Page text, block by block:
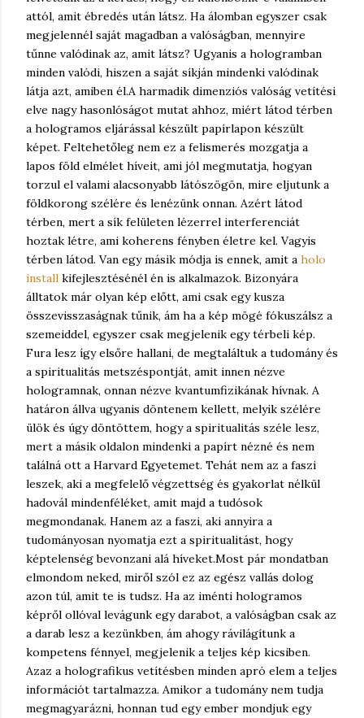
attól, amit ébredés után látsz. Ha álomban egyszer csak
megjelennél saját magadban a valóságban, mennyire
tűnne valódinak az, amit látsz? Ugyanis a hologramban
minden valódi, hiszen a saját síkján mindenki valódinak
látja azt, amiben él.A harmadik dimenziós valóság vetítési
elve nagy hasonlóságot mutat ahhoz, miért látod térben
a hologramos eljárással készült papírlapon készült
képet. Feltehetőleg nem ez a felismerés mozgatja a
lapos föld elmélet híveit, ami jól megmutatja, hogyan
torzul el valami alacsonyabb látószögön, mire eljutunk a
földkorong szélére és lenézünk onnan. Azért látod
térben, mert a sík felületen lézerrel interferenciát
hoztak létre, ami koherens fényben életre kel. Vagyis
térben látod. Van egy másik módja is ennek, amit a holo
install kifejlesztésénél én is alkalmazok. Bizonyára
álltatok már olyan kép előtt, ami csak egy kusza
összevisszaságnak tűnik, ám ha a kép mögé fókuszálsz a
szemeiddel, egyszer csak megjelenik egy térbeli kép.
Fura lesz így elsőre hallani, de megtaláltuk a tudomány és
a spiritualitás metszéspontját, amit innen nézve
hologramnak, onnan nézve kvantumfizikának hívnak. A
határon állva ugyanis döntenem kellett, melyik szélére
ülök és úgy döntöttem, hogy a spiritualitás széle lesz,
mert a másik oldalon mindenki a papírt nézné és nem
találná ott a Harvard Egyetemet. Tehát nem az a faszi
leszek, aki a megfelelő végzettség és gyakorlat nélkül
hadovál mindenféléket, amit majd a tudósok
megmondanak. Hanem az a faszi, aki annyira a
tudományosan nyomatja ezt a spiritualitást, hogy
képtelenség bevonzani alá híveket.Most pár mondatban
elmondom neked, miről szól ez az egész vallás dolog
azon túl, amit te is tudsz. Ha az iménti hologramos
képről ollóval levágunk egy darabot, a valóságban csak az
a darab lesz a kezünkben, ám ahogy rávilágítunk a
kompetens fénnyel, megjelenik a teljes kép kicsiben.
Azaz a holografikus vetítésben minden apró elem a teljes
információt tartalmazza. Amikor a tudomány nem tudja
megmagyarázni, honnan tud egy ember mondjuk egy